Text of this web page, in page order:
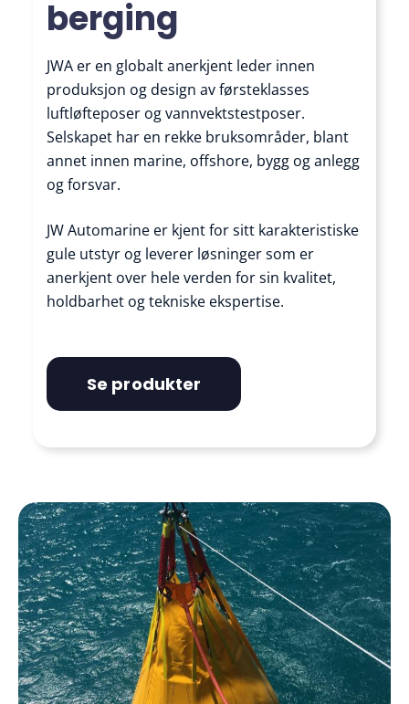
berging
JWA er en globalt anerkjent leder innen
produksjon og design av førsteklasses
luftløfteposer og vannvektstestposer.
Selskapet har en rekke bruksområder, blant
annet innen marine, offshore, bygg og anlegg
og forsvar.
JW Automarine er kjent for sitt karakteristiske
gule utstyr og leverer løsninger som er
anerkjent over hele verden for sin kvalitet,
holdbarhet og tekniske ekspertise.
Se produkter